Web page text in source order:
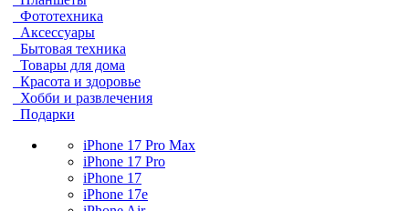
Фототехника
Аксессуары
Бытовая техника
Товары для дома
Красота и здоровье
Хобби и развлечения
Подарки
iPhone 17 Pro Max
iPhone 17 Pro
iPhone 17
iPhone 17e